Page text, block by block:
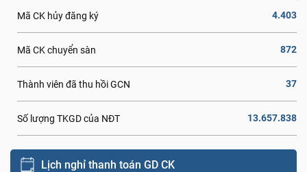
Mã CK hủy đăng ký 4.403
Mã CK chuyển sàn 872
Thành viên đã thu hồi GCN 37
Số lượng TKGD của NĐT 13.657.838
Lịch nghỉ thanh toán GD CK